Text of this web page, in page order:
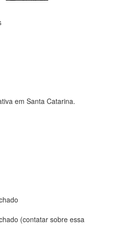
em Santa Catarina.
(contatar sobre essa